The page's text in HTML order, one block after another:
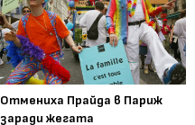
Отмениха Прайда в Париж
заради жегата